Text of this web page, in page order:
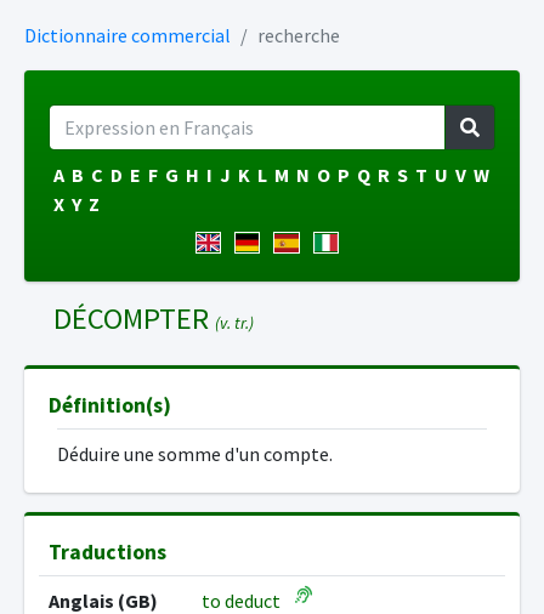
Dictionnaire commercial recherche
A B C D E F G H I J K L M N O P Q R S T U V W
X Y Z
DÉCOMPTER (v. tr.)
Définition(s)
Déduire une somme d'un compte.
Traductions
Anglais (GB)
to deduct